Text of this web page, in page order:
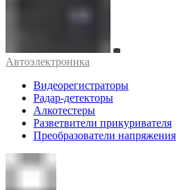
Автоэлектроника
Видеорегистраторы
Радар-детекторы
Алкотестеры
Разветвители прикуривателя
Преобразователи напряжения